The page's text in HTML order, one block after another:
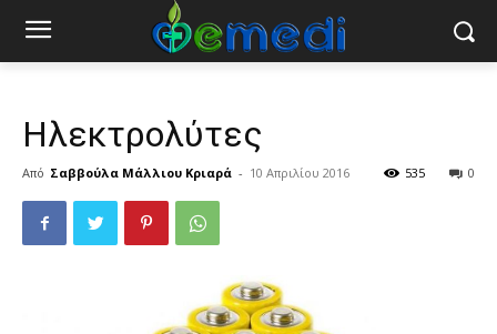
Ηλεκτρολύτες
Από Σαββούλα Μάλλιου Κριαρά - 10 Απριλίου 2016 0
535